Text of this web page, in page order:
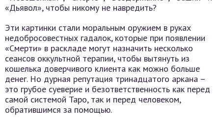
Эти картинки стали моральным оружием в руках
недобросовестных гадалок, которые при появлении
«Смерти» в раскладе могут назначить несколько
сеансов оккультной терапии, чтобы вытянуть из
кошелька доверчивого клиента как можно больше
денег. Но дурная репутация тринадцатого аркана –
это грубое суеверие и безответственность как перед
самой системой Таро, так и перед человеком,
обратившимся за помощью.